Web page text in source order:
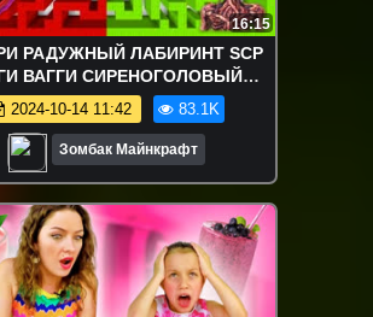
16:15
РАДУЖНЫЙ ЛАБИРИНТ SCP
ВАГГИ СИРЕНОГОЛОВЫЙ
ПОЖИРАТЕЛЬ КИССИ МИССИ
В МАЙНКРАФТ
2024-10-14 11:42 83.1K
Зомбак Майнкрафт